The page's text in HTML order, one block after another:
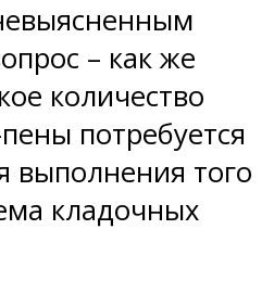
– как же
количество
потребуется
выполнения того
кладочных